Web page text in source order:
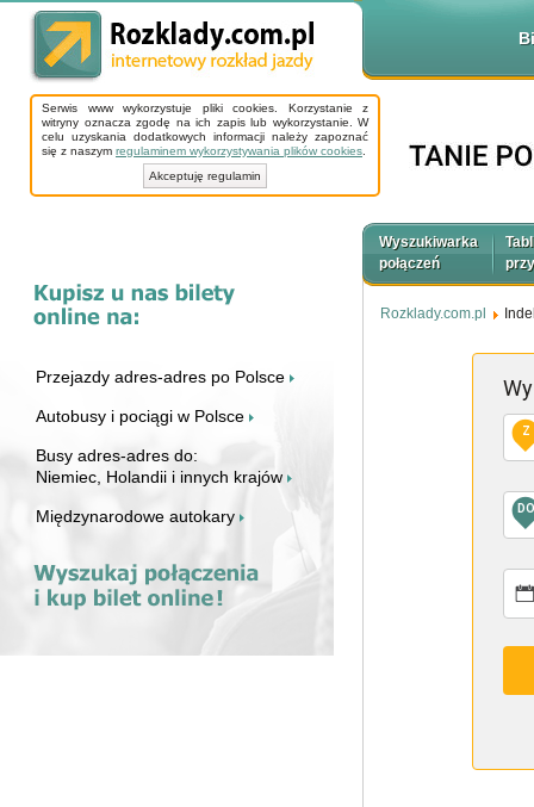
Serwis www wykorzystuje pliki cookies. Korzystanie z
witryny oznacza zgodę na ich zapis lub wykorzystanie. W
celu uzyskania dodatkowych informacji należy zapoznać
się z naszym regulaminem wykorzystywania plików cookies
Akceptuję regulamin
Przejazdy adres-adres po Polsce
Autobusy i pociągi w Polsce
Busy adres-adres do:
Niemiec, Holandii i innych krajów
Międzynarodowe autokary
Wyszukiwarka
połączeń
Rozklady.com.pl
Z
DO